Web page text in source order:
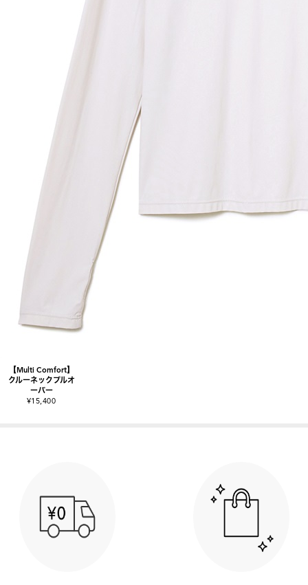
【Multi Comfort】
クルーネックプルオ
ーバー
¥15,400